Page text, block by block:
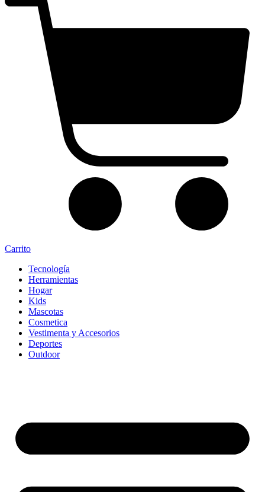
Carrito
Tecnología
Herramientas
Hogar
Kids
Mascotas
Cosmetica
Vestimenta y Accesorios
Deportes
Outdoor